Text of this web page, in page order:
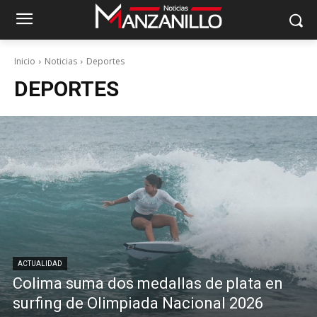
Inicio Noticias Deportes
DEPORTES
ACTUALIDAD
Colima suma dos medallas de plata en
surfing de Olimpiada Nacional 2026